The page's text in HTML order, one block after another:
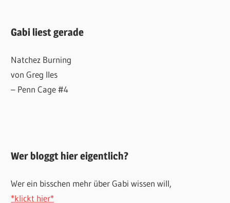
Gabi liest gerade
Natchez Burning
von Greg Iles
– Penn Cage #4
Wer bloggt hier eigentlich?
Wer ein bisschen mehr über Gabi wissen will,
*klickt hier*